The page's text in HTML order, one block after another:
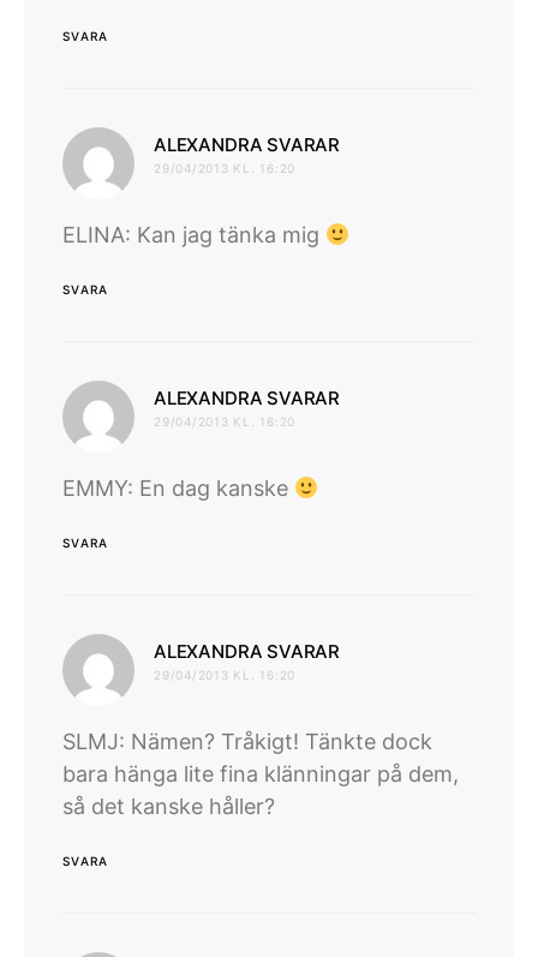
SVARA
ALEXANDRA SVARAR
29/04/2013 KL. 16:20
ELINA: Kan jag tänka mig
SVARA
ALEXANDRA SVARAR
29/04/2013 KL. 16:20
EMMY: En dag kanske
SVARA
ALEXANDRA SVARAR
29/04/2013 KL. 16:20
SLMJ: Nämen? Tråkigt! Tänkte dock
bara hänga lite fina klänningar på dem,
så det kanske håller?
SVARA